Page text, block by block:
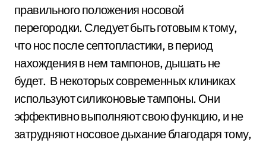
правильного положения носовой
перегородки. Следует быть готовым к тому,
что нос после септопластики, в период
нахождения в нем тампонов, дышать не
будет. В некоторых современных клиниках
используют силиконовые тампоны. Они
эффективно выполняют свою функцию, и не
затрудняют носовое дыхание благодаря тому,